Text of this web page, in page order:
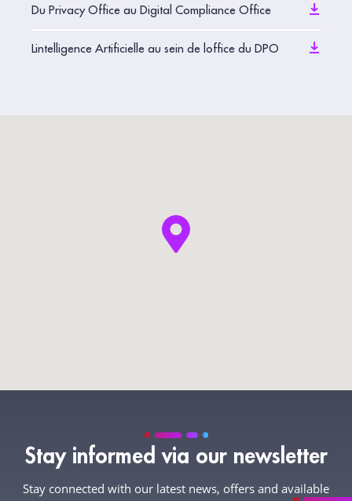
Du Privacy Office au Digital Compliance Office
Lintelligence Artificielle au sein de loffice du DPO
Stay informed via our newsletter
Stay connected with our latest news, offers and available